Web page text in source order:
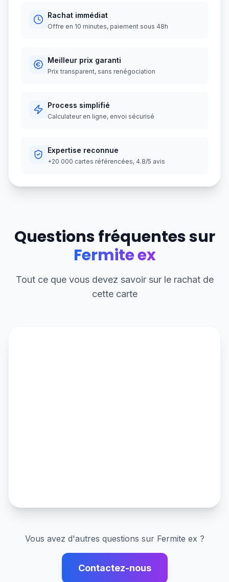
Rachat immédiat
Offre en 10 minutes, paiement sous 48h
Meilleur prix garanti
Prix transparent, sans renégociation
Process simplifié
Calculateur en ligne, envoi sécurisé
Expertise reconnue
+20 000 cartes référencées, 4.8/5 avis
Questions fréquentes sur
Fermite ex
Tout ce que vous devez savoir sur le rachat de
cette carte
Vous avez d'autres questions sur Fermite ex?
Contactez-nous